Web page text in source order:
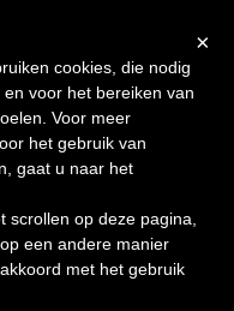
Shop
×
cookies, die nodig
voor het bereiken van
Voor meer
het gebruik van
gaat u naar het
scrollen op deze pagina,
een andere manier
met het gebruik